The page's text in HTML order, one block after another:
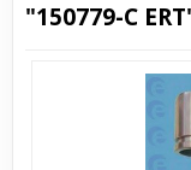
"150779-C